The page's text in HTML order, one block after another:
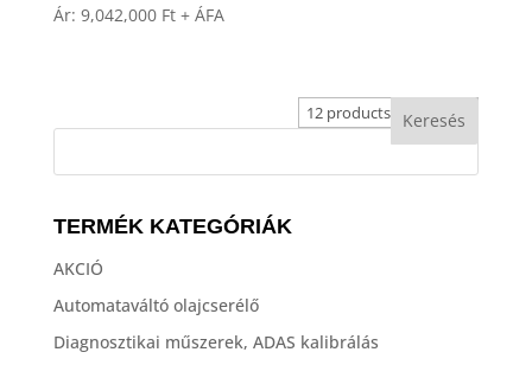
Ár: 9,042,000 Ft + ÁFA
TERMÉK KATEGÓRIÁK
AKCIÓ
Automataváltó olajcserélő
Diagnosztikai műszerek, ADAS kalibrálás